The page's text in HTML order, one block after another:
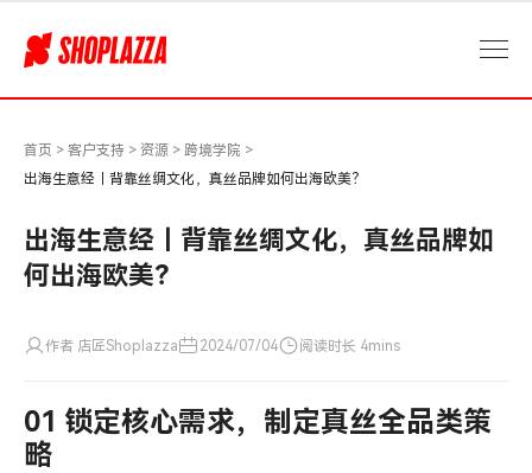
意
首页 > 客户支持 > 资源 > 跨境学院 >
出海生意经｜背靠丝绸文化，真丝品牌如何出海欧美？
出海生意经｜背靠丝绸文化，真丝品牌如
何出海欧美？
作者 店匠Shoplazza 2024/07/04 阅读时长 4mins
01 锁定核心需求，制定真丝全品类策
略